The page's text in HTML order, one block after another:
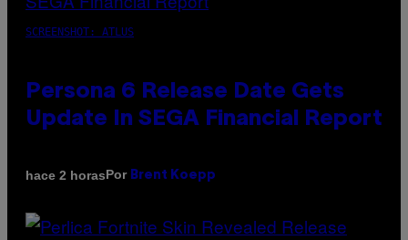
SCREENSHOT: ATLUS
Persona 6 Release Date Gets
Update In SEGA Financial Report
hace 2 horasPor Brent Koepp